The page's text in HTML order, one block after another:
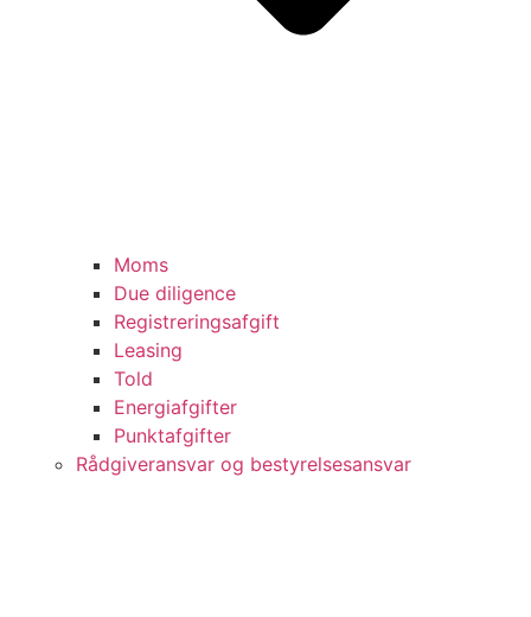
Moms
Due diligence
Registreringsafgift
Leasing
Told
Energiafgifter
Punktafgifter
Rådgiveransvar og bestyrelsesansvar